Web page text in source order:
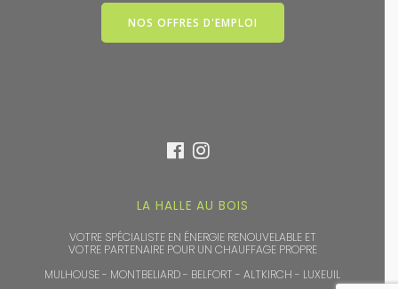
LA HALLE AU BOIS
VOTRE SPÉCIALISTE EN ÉNERGIE RENOUVELABLE ET
VOTRE PARTENAIRE POUR UN CHAUFFAGE PROPRE
MULHOUSE - MONTBELIARD - BELFORT - ALTKIRCH - LUXEUIL
NOS OFFRES D'EMPLOI